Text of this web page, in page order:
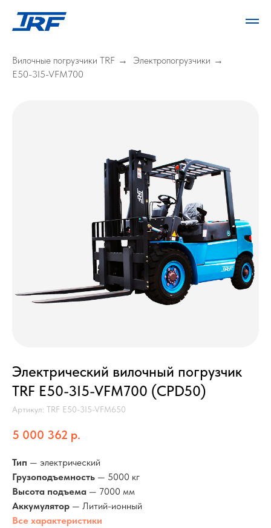
Вилочные погрузчики TRF → Электропогрузчики →
E50-3I5-VFM700
Электрический вилочный погрузчик
TRF E50-3I5-VFM700 (CPD50)
Артикул: TRF E50-3I5-VFM650
5 000 362 р.
Тип — электрический
Грузоподъемность — 5000 кг
Высота подъема — 7000 мм
Аккумулятор — Литий-ионный
Все характеристики